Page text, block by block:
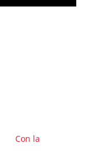
Con la